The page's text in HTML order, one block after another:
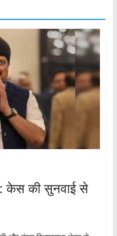
: केस की सुनवाई से